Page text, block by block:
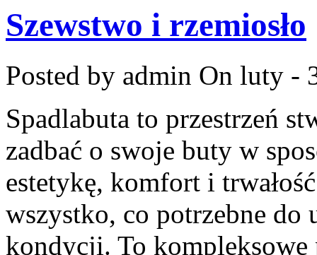
Szewstwo i rzemiosło
Posted by admin On luty -
Spadlabuta to przestrzeń
zadbać o swoje buty w
estetykę, komfort i
wszystko, co potrzebne do
kondycji. To kompleksowe